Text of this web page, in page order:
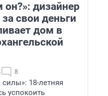
он?»: дизайнер
свои деньги
дом в
8
силы»: 18-летняя
успокоить